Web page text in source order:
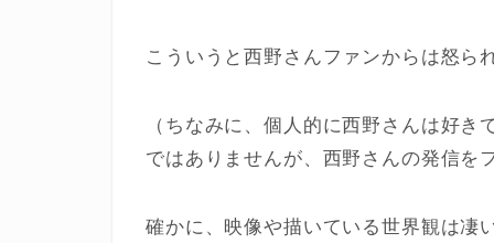
こういうと西野さんファンからは怒ら
（ちなみに、個人的に西野さんは好
ではありませんが、西野さんの発信を
確かに、映像や描いている世界観は凄い